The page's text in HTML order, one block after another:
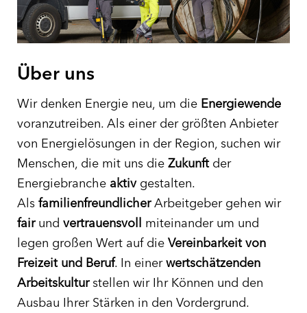
Über uns
Wir denken Energie neu, um die Energiewende
voranzutreiben. Als einer der größten Anbieter
von Energielösungen in der Region, suchen wir
Menschen, die mit uns die Zukunftder
Energiebranche aktivgestalten.
Als familienfreundlicherArbeitgeber gehen wir
fairund vertrauensvoll miteinander um und
legen großen Wert auf die Vereinbarkeit von
Freizeit und Beruf. In einerwertschätzenden
Arbeitskulturstellen wir Ihr Können und den
Ausbau Ihrer Stärken in den Vordergrund.